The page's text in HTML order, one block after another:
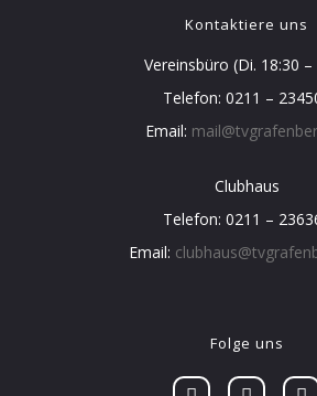
Kontaktiere uns
Vereinsbüro (Di. 18:30 –
Telefon: 0211 –
Email:
Clubhaus
Telefon: 0211 –
Email:
Folge uns